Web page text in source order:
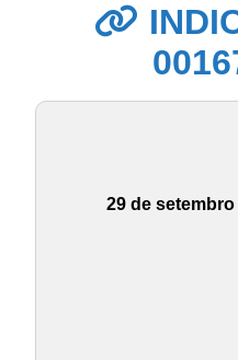
29 de setembro